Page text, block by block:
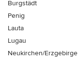
Burgstädt
Penig
Lauta
Lugau
Neukirchen/Erzgebirge